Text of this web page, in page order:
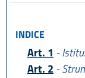
INDICE
Art. 1 -
Art. 2 -